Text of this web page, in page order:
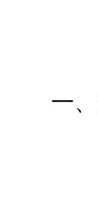
│
一、
│